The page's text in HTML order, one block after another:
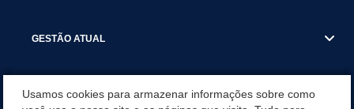
GESTÃO ATUAL
Usamos cookies para armazenar informações sobre como